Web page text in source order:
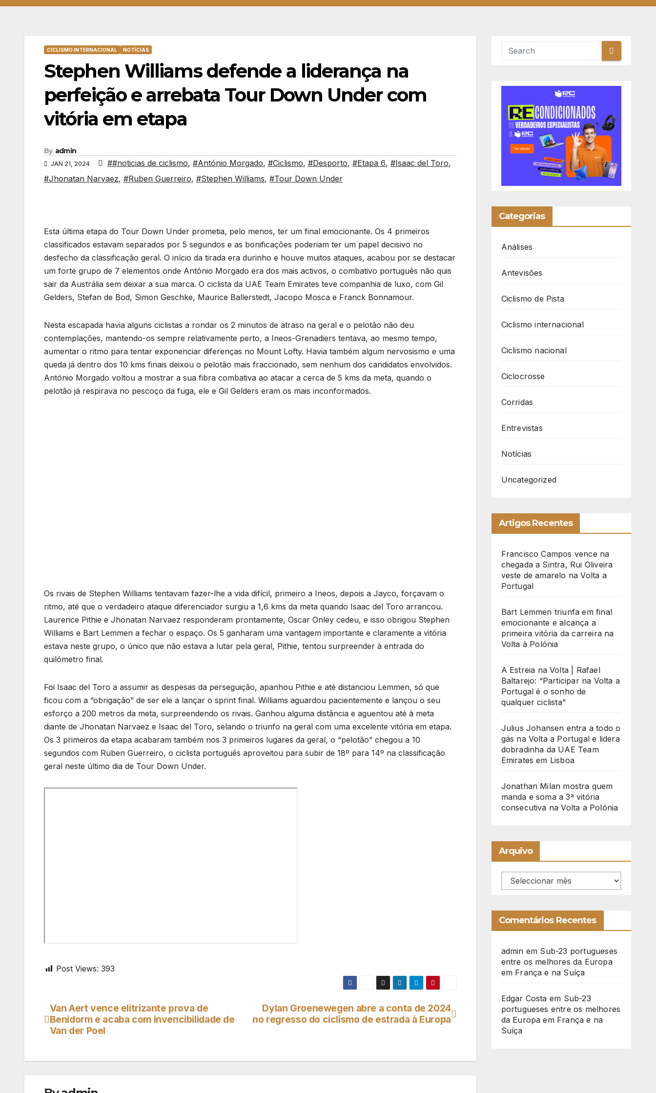
CICLISMO INTERNACIONAL NOTÍCIAS
Stephen Williams defende a liderança na
perfeição e arrebata Tour Down Under com
vitória em etapa
By admin
JAN 21, 2024 ##noticias de ciclismo, #António Morgado, #Ciclismo, #Desporto, #Etapa 6, #Isaac del Toro,
#Jhonatan Narvaez, #Ruben Guerreiro, #Stephen Williams, #Tour Down Under
Esta última etapa do Tour Down Under prometia, pelo menos, ter um final emocionante. Os 4 primeiros
classificados estavam separados por 5 segundos e as bonificações poderiam ter um papel decisivo no
desfecho da classificação geral. O início da tirada era durinho e houve muitos ataques, acabou por se destacar
um forte grupo de 7 elementos onde António Morgado era dos mais activos, o combativo português não quis
sair da Austrália sem deixar a sua marca. O ciclista da UAE Team Emirates teve companhia de luxo, com Gil
Gelders, Stefan de Bod, Simon Geschke, Maurice Ballerstedt, Jacopo Mosca e Franck Bonnamour.
Nesta escapada havia alguns ciclistas a rondar os 2 minutos de atraso na geral e o pelotão não deu
contemplações, mantendo-os sempre relativamente perto, a Ineos-Grenadiers tentava, ao mesmo tempo,
aumentar o ritmo para tentar exponenciar diferenças no Mount Lofty. Havia também algum nervosismo e uma
queda já dentro dos 10 kms finais deixou o pelotão mais fraccionado, sem nenhum dos candidatos envolvidos.
António Morgado voltou a mostrar a sua fibra combativa ao atacar a cerca de 5 kms da meta, quando o
pelotão já respirava no pescoço da fuga, ele e Gil Gelders eram os mais inconformados.
Os rivais de Stephen Williams tentavam fazer-lhe a vida difícil, primeiro a Ineos, depois a Jayco, forçavam o
ritmo, até que o verdadeiro ataque diferenciador surgiu a 1,6 kms da meta quando Isaac del Toro arrancou.
Laurence Pithie e Jhonatan Narvaez responderam prontamente, Oscar Onley cedeu, e isso obrigou Stephen
Williams e Bart Lemmen a fechar o espaço. Os 5 ganharam uma vantagem importante e claramente a vitória
estava neste grupo, o único que não estava a lutar pela geral, Pithie, tentou surpreender à entrada do
quilómetro final.
Foi Isaac del Toro a assumir as despesas da perseguição, apanhou Pithie e até distanciou Lemmen, só que
ficou com a “obrigação” de ser ele a lançar o sprint final. Williams aguardou pacientemente e lançou o seu
esforço a 200 metros da meta, surpreendendo os rivais. Ganhou alguma distância e aguentou até à meta
diante de Jhonatan Narvaez e Isaac del Toro, selando o triunfo na geral com uma excelente vitória em etapa.
Os 3 primeiros da etapa acabaram também nos 3 primeiros lugares da geral, o “pelotão” chegou a 10
segundos com Ruben Guerreiro, o ciclista português aproveitou para subir de 18º para 14º na classificação
geral neste último dia de Tour Down Under.
Post Views: 393
Navegação
de
Dylan Groenewegen abre a conta de 2024
no regresso do ciclismo de estrada à Europa
Van Aert vence elitrizante prova de
Benidorm e acaba com invencibilidade de
Van der Poel
Categorias
Análises
Antevisões
Ciclismo de Pista
Ciclismo internacional
Ciclismo nacional
Ciclocrosse
Corridas
Entrevistas
Notícias
Uncategorized
Artigos Recentes
Francisco Campos vence na
chegada a Sintra, Rui Oliveira
veste de amarelo na Volta a
Portugal
Bart Lemmen triunfa em final
emocionante e alcança a
primeira vitória da carreira na
Volta à Polónia
A Estreia na Volta | Rafael
Baltarejo: “Participar na Volta a
Portugal é o sonho de
qualquer ciclista”
Julius Johansen entra a todo o
gás na Volta a Portugal e lidera
dobradinha da UAE Team
Emirates em Lisboa
Jonathan Milan mostra quem
manda e soma a 3ª vitória
consecutiva na Volta a Polónia
Arquivo
Arquivo
Comentários Recentes
admin em Sub-23 portugueses
entre os melhores da Europa
em França e na Suíça
Edgar Costa em Sub-23
portugueses entre os melhores
da Europa em França e na
Suíça